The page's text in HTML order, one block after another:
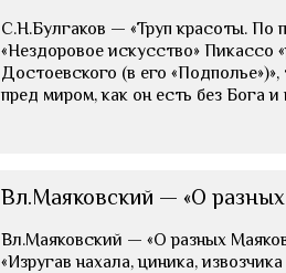
С.Н.Булгаков — «Труп красоты.
«Нездоровое искусство» Пикассо
Достоевского (в его
пред миром, как он есть без Бога и
Вл.Маяковский — «О
Вл.Маяковский — «О разных
«Изругав нахала, циника,